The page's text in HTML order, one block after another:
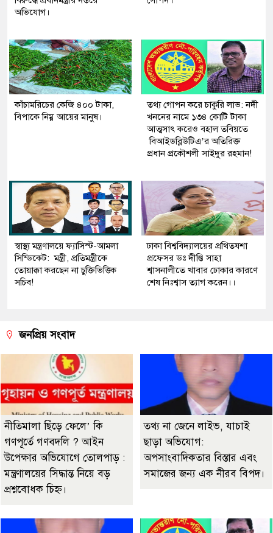
অভিযোগ।
কাঁচামরিচের কেজি ৪০০ টাকা,
বিপাকে নিম্ন আয়ের মানুষ।
তথ্য গোপন করে চাকুরি লাভ: নদী
খননের নামে ১৩৪ কোটি টাকা
আত্মসাৎ করেও বহাল তবিয়তে
বিআইডব্লিউটিএ’র অতিরিক্ত
প্রধান প্রকৌশলী সাইদুর রহমান!
স্বাস্থ্য মন্ত্রণালয়ে ফ্যাসিস্ট-আমলা
সিন্ডিকেট: মন্ত্রী, প্রতিমন্ত্রীকে
তোয়াক্কা করছেন না চুক্তিভিত্তিক
সচিব!
ঢাকা বিশ্ববিদ্যালয়ের প্রথিতযশা
প্রফেসর ডঃ দীপ্তি সাহা
শ্বাসনালীতে খাবার ঢোকার কারণে
শেষ নিঃশ্বাস ত্যাগ করেন।।
জনপ্রিয় সংবাদ
নীতিমালা ছিঁড়ে ফেলে’ কি
গণপূর্তে গণবদলি ? আইন
উপেক্ষার অভিযোগে তোলপাড় :
মন্ত্রণালয়ের সিদ্ধান্ত নিয়ে বড়
প্রশ্নবোধক চিহ্ন।
তথ্য না জেনে লাইভ, যাচাই
ছাড়া অভিযোগ:
অপসাংবাদিকতার বিস্তার এবং
সমাজের জন্য এক নীরব বিপদ।